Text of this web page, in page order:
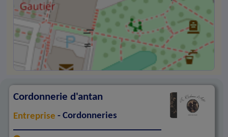
Cordonnerie d'antan
Entreprise - Cordonneries